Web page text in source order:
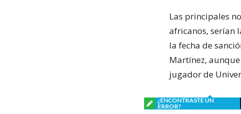
Las principales
africanos, serían
la fecha de
Martínez,
jugador de
¿ENCONTRASTE UN
ERROR?